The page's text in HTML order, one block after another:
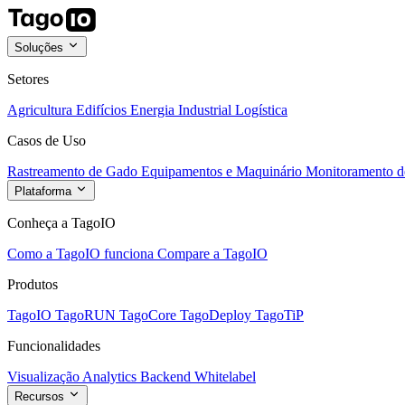
Soluções
Setores
Agricultura Edifícios Energia Industrial Logística
Casos de Uso
Rastreamento de Gado Equipamentos e Maquinário Monitoramento
Plataforma
Conheça a TagoIO
Como a TagoIO funciona Compare a TagoIO
Produtos
TagoIO TagoRUN TagoCore TagoDeploy TagoTiP
Funcionalidades
Visualização Analytics Backend Whitelabel
Recursos